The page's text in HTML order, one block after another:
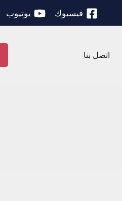
فيسبوك يوتيوب
اتصل بنا